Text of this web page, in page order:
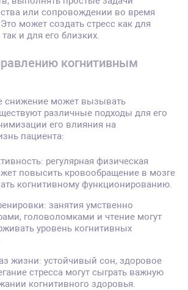
или сопровождении во время
может создать стресс как для
и для его близких.
когнитивным
снижение может вызывать
различные подходы для его
его влияния на
пациента:
регулярная физическая
повысить кровообращение в мозге
когнитивному функционированию.
занятия умственно
головоломками и чтение могут
уровень когнитивных
жизни: устойчивый сон, здоровое
стресса могут сыграть важную
когнитивного здоровья.